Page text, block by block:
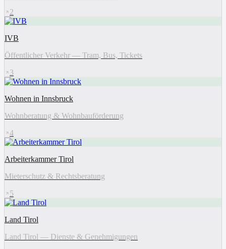
2
IVB
Öffentlicher Verkehr — Tram, Bus, Tickets
3
Wohnen in Innsbruck
Wohnberatung & Wohnbauförderung
4
Arbeiterkammer Tirol
Mieterschutz & Rechtsberatung
5
Land Tirol
Land Tirol — Dienste & Genehmigungen